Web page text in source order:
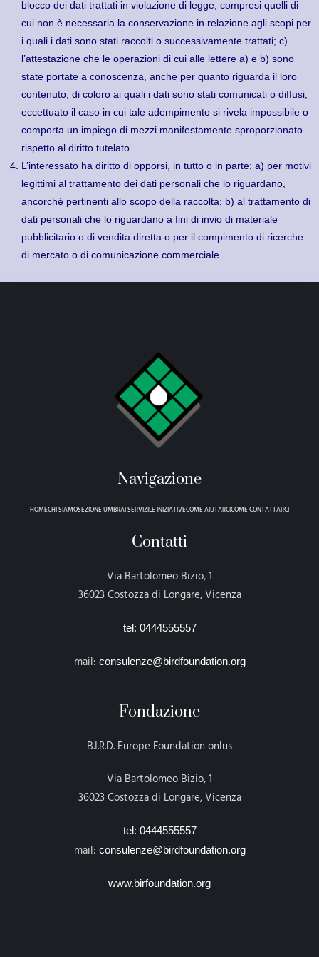
blocco dei dati trattati in violazione di legge, compresi quelli di
cui non è necessaria la conservazione in relazione agli scopi per
i quali i dati sono stati raccolti o successivamente trattati; c)
l’attestazione che le operazioni di cui alle lettere a) e b) sono
state portate a conoscenza, anche per quanto riguarda il loro
contenuto, di coloro ai quali i dati sono stati comunicati o diffusi,
eccettuato il caso in cui tale adempimento si rivela impossibile o
comporta un impiego di mezzi manifestamente sproporzionato
rispetto al diritto tutelato.
L’interessato ha diritto di opporsi, in tutto o in parte: a) per motivi
legittimi al trattamento dei dati personali che lo riguardano,
ancorché pertinenti allo scopo della raccolta; b) al trattamento di
dati personali che lo riguardano a fini di invio di materiale
pubblicitario o di vendita diretta o per il compimento di ricerche
di mercato o di comunicazione commerciale.
Navigazione
HOMECHI SIAMOSEZIONE UMBRAI SERVIZILE INIZIATIVECOME AIUTARCICOME CONTATTARCI
Contatti
Via Bartolomeo Bizio, 1
36023 Costozza di Longare, Vicenza
tel: 0444555557
mail: consulenze@birdfoundation.org
Fondazione
B.I.R.D. Europe Foundation onlus
Via Bartolomeo Bizio, 1
36023 Costozza di Longare, Vicenza
tel: 0444555557
mail: consulenze@birdfoundation.org
www.birfoundation.org